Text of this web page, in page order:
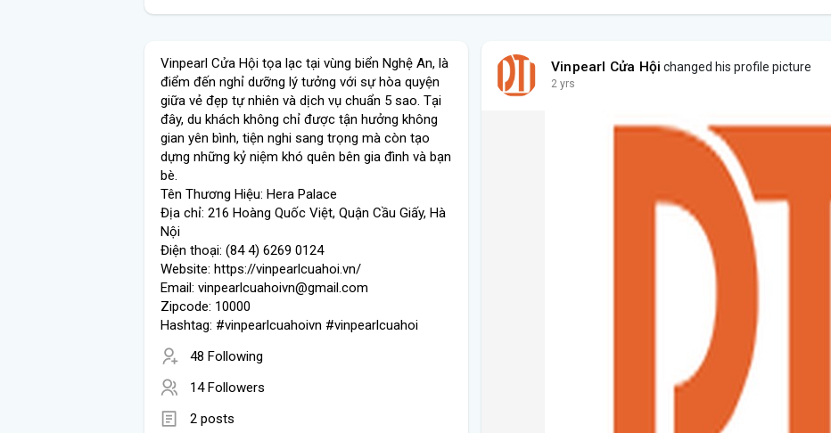
Vinpearl Cửa Hội tọa lạc tại vùng biển Nghệ An, là
điểm đến nghỉ dưỡng lý tưởng với sự hòa quyện
giữa vẻ đẹp tự nhiên và dịch vụ chuẩn 5 sao. Tại
đây, du khách không chỉ được tận hưởng không
gian yên bình, tiện nghi sang trọng mà còn tạo
dựng những kỷ niệm khó quên bên gia đình và bạn
bè.
Tên Thương Hiệu: Hera Palace
Địa chỉ: 216 Hoàng Quốc Việt, Quận Cầu Giấy, Hà
Nội
Điện thoại: (84 4) 6269 0124
Website: https://vinpearlcuahoi.vn/
Email: vinpearlcuahoivn@gmail.com
Zipcode: 10000
Hashtag: #vinpearlcuahoivn #vinpearlcuahoi
48 Following
14 Followers
2 posts
Vinpearl Cửa Hội changed his profile picture
2 yrs